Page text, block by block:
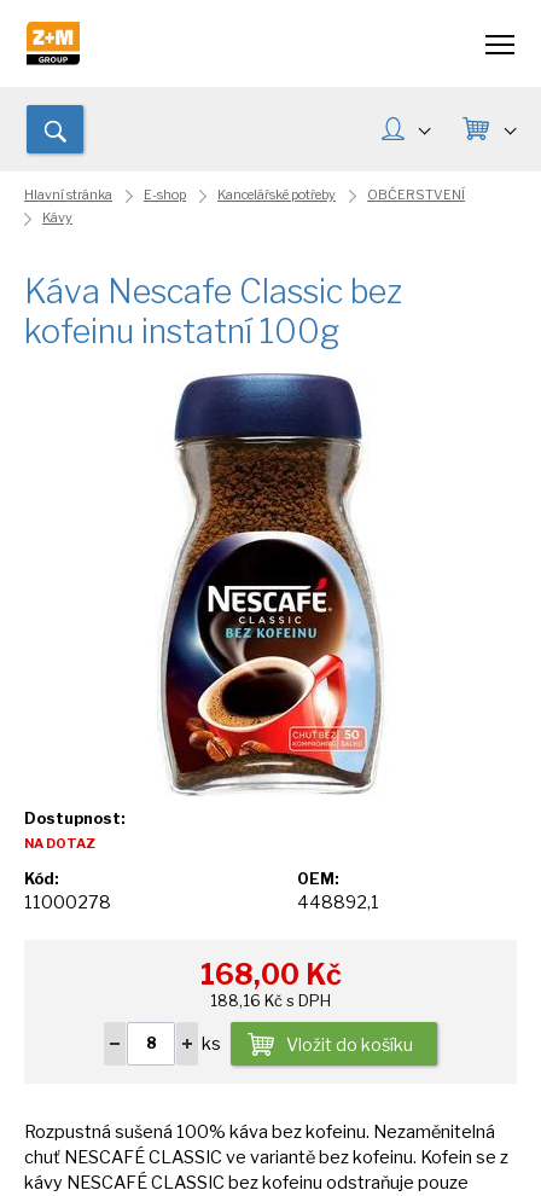
Hlavní stránka E-shop Kancelářské potřeby
OBČERSTVENÍ
Kávy
Káva Nescafe Classic bez
kofeinu instatní 100g
Dostupnost:
NA DOTAZ
Kód:
11000278
OEM:
448892,1
168,00 Kč
188,16 Kč s DPH
ks Vložit do košíku
Rozpustná sušená 100% káva bez kofeinu. Nezaměnitelná
chuť NESCAFÉ CLASSIC ve variantě bez kofeinu. Kofein se z
kávy NESCAFÉ CLASSIC bez kofeinu odstraňuje pouze